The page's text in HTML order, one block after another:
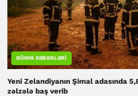
DÜNYA XƏBƏRLƏRI
Yeni Zelandiyanın Şimal adasında
zəlzələ baş verib